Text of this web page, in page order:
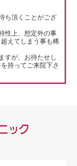
ち頂くことがござ
性上、想定外の事
えてしまう事も稀
すが、お待たせし
持ってご来院下さ